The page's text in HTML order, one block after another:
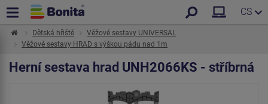
CS
Dětská hřiště
Věžové sestavy UNIVERSAL
Věžové sestavy HRAD s výškou pádu nad 1m
Herní sestava hrad UNH2066KS - stříbrná